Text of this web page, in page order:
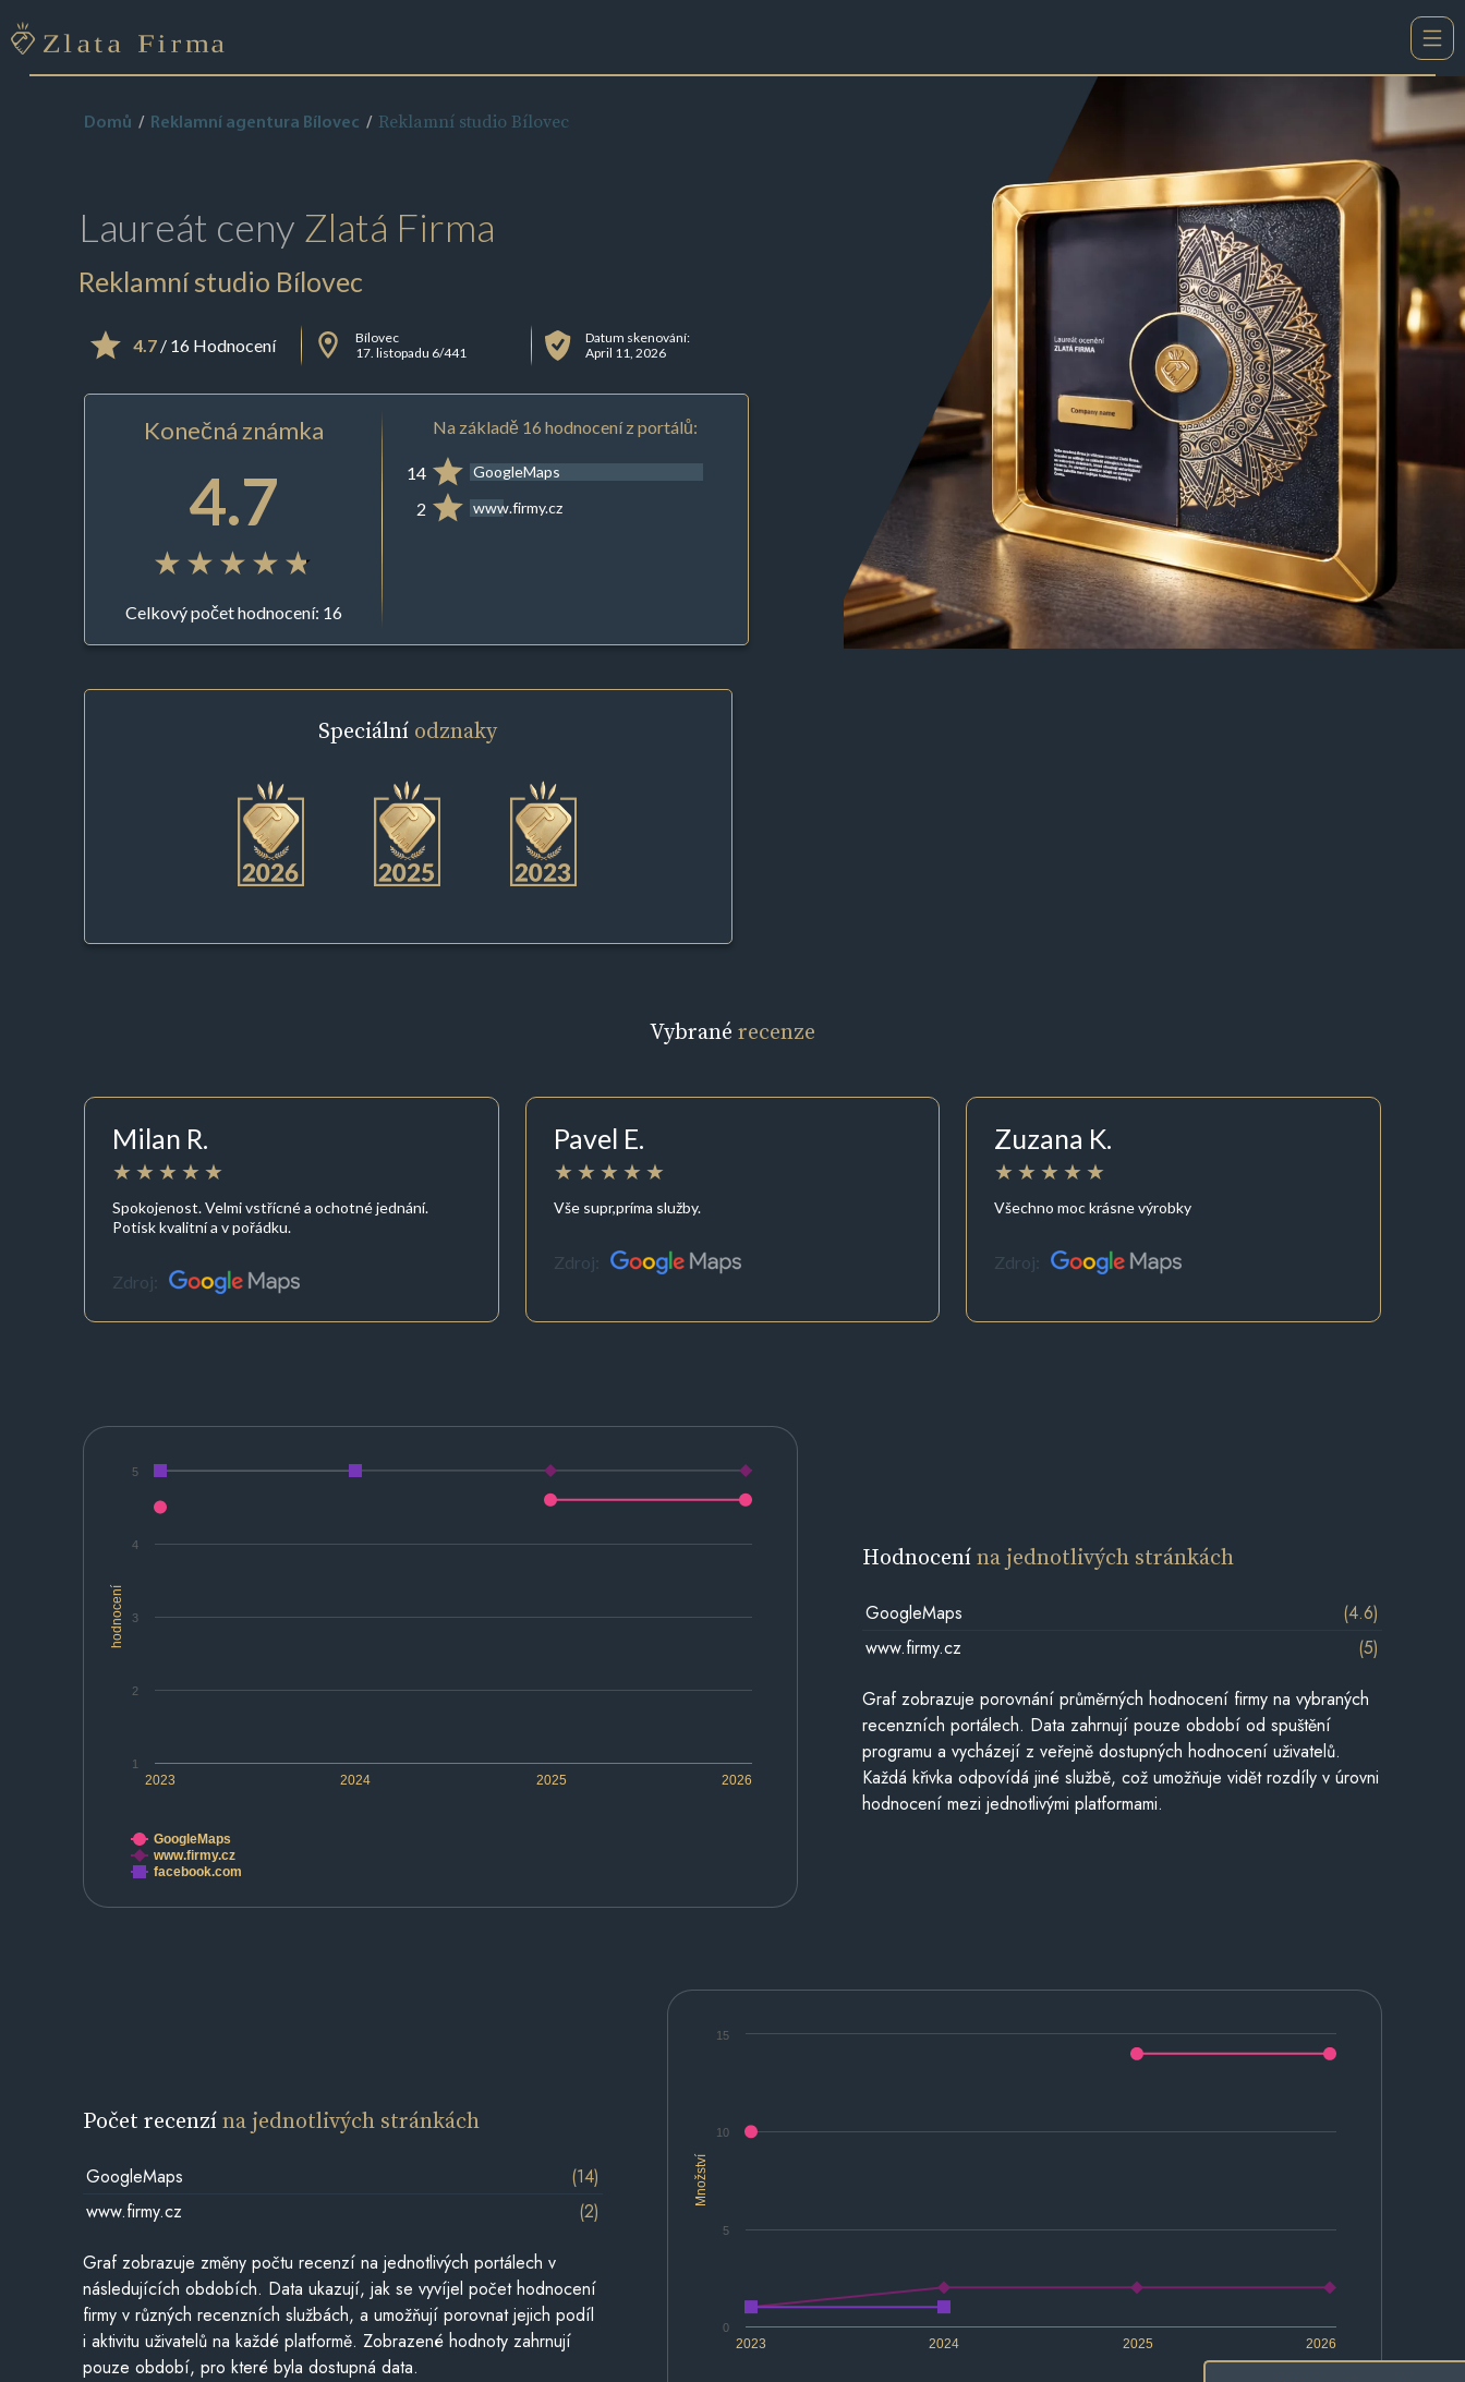
Domů Reklamní agentura Bílovec Reklamní studio Bílovec
Laureát ceny Zlatá Firma
Reklamní studio Bílovec
4.7/ 16 Hodnocení
Bílovec
17. listopadu 6/441
Datum skenování:
April 11, 2026
Konečná známka
4.7
Celkový počet hodnocení: 16
Na základě 16 hodnocení z portálů:
14 GoogleMaps
2 www.firmy.cz
Speciální odznaky
Vybrané recenze
Milan R.
Spokojenost. Velmi vstřícné a ochotné jednání.
Potisk kvalitní a v pořádku.
Zdroj:
Pavel E.
Vše supr,príma služby.
Zdroj:
Zuzana K.
Všechno moc krásne výrobky
Zdroj:
hodnocení
2023 2024 2025 2026
1
2
3
4
5
GoogleMaps
www.firmy.cz
facebook.com
Hodnocenína jednotlivých stránkách
GoogleMaps
(4.6)
www.firmy.cz
(5)
Graf zobrazuje porovnání průměrných hodnocení firmy na vybraných
recenzních portálech. Data zahrnují pouze období od spuštění
programu a vycházejí z veřejně dostupných hodnocení uživatelů.
Každá křivka odpovídá jiné službě, což umožňuje vidět rozdíly v úrovni
hodnocení mezi jednotlivými platformami.
Množství
2023 2024 2025 2026
0
10
5
15
Počet recenzína jednotlivých stránkách
GoogleMaps
(14)
www.firmy.cz
(2)
Graf zobrazuje změny počtu recenzí na jednotlivých portálech v
následujících obdobích. Data ukazují, jak se vyvíjel počet hodnocení
firmy v různých recenzních službách, a umožňují porovnat jejich podíl
i aktivitu uživatelů na každé platformě. Zobrazené hodnoty zahrnují
pouze období, pro které byla dostupná data.